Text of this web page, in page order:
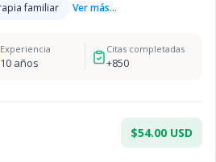
familiar Ver más...
Experiencia
10años
Citas completadas
+850
$54.00 USD